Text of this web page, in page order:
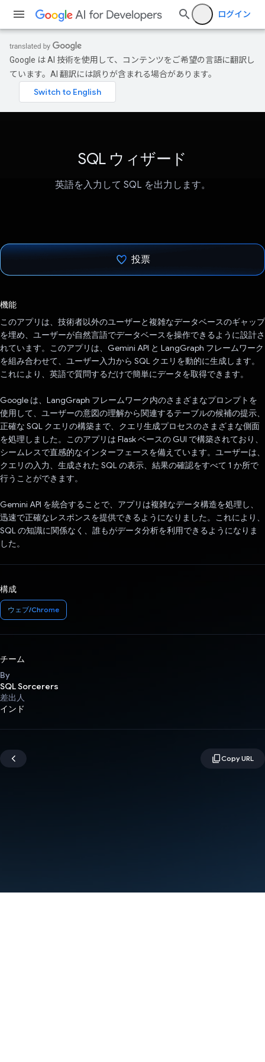
ログイン
Google は AI 技術を使用して、コンテンツをご希望の言語に翻訳し
ています。AI 翻訳には誤りが含まれる場合があります。
SQL ウィザード
英語を入力して SQL を出力します。
投票
機能
このアプリは、技術者以外のユーザーと複雑なデータベースのギャップ
を埋め、ユーザーが自然言語でデータベースを操作できるように設計さ
れています。このアプリは、Gemini API と LangGraph フレームワーク
を組み合わせて、ユーザー入力から SQL クエリを動的に生成します。
これにより、英語で質問するだけで簡単にデータを取得できます。
Google は、LangGraph フレームワーク内のさまざまなプロンプトを
使用して、ユーザーの意図の理解から関連するテーブルの候補の提示、
正確な SQL クエリの構築まで、クエリ生成プロセスのさまざまな側面
を処理しました。このアプリは Flask ベースの GUI で構築されており、
シームレスで直感的なインターフェースを備えています。ユーザーは、
クエリの入力、生成された SQL の表示、結果の確認をすべて 1 か所で
行うことができます。
Gemini API を統合することで、アプリは複雑なデータ構造を処理し、
迅速で正確なレスポンスを提供できるようになりました。これにより、
SQL の知識に関係なく、誰もがデータ分析を利用できるようになりま
した。
構成
ウェブ/Chrome
チーム
By
SQL Sorcerers
差出人
インド